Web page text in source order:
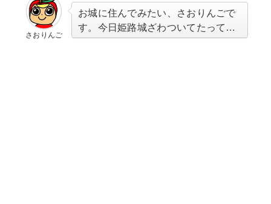
さおりんご
お城に住んでみたい、さおりんごで
す。今日姫路城ざわついてたって…